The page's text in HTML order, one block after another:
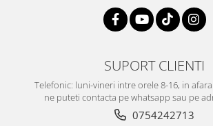
SUPORT CLIENTI
Telefonic: luni-vineri intre orele 8-16, in
ne puteti contacta pe whatsapp sau pe
0754242713